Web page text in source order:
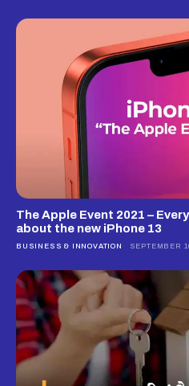
The Apple Event 2021 –
about the new iPhone 13
BUSINESS & INNOVATION SEPTEMBER